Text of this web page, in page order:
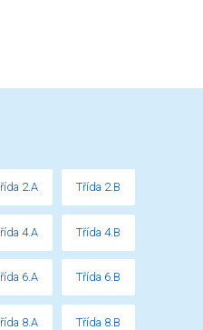
2.A Třída 2.B
4.A Třída 4.B
6.A Třída 6.B
8.A Třída 8.B